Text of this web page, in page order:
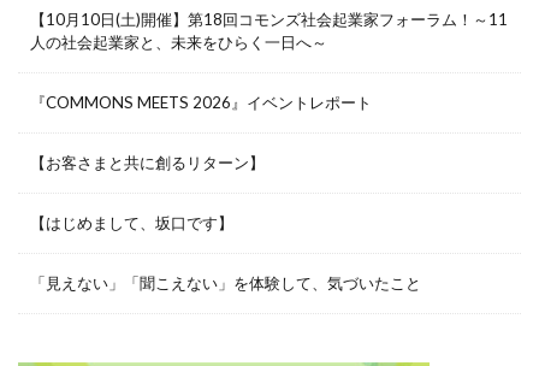
【10月10日(土)開催】第18回コモンズ社会起業家フォーラム！～11
人の社会起業家と、未来をひらく一日へ～
『COMMONS MEETS 2026』イベントレポート
【お客さまと共に創るリターン】
【はじめまして、坂口です】
「見えない」「聞こえない」を体験して、気づいたこと